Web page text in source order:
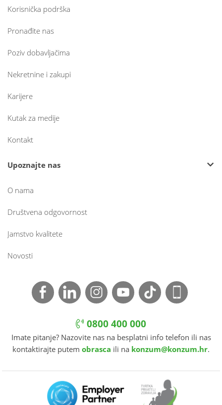
Korisnička podrška
Pronađite nas
Poziv dobavljačima
Nekretnine i zakupi
Karijere
Kutak za medije
Kontakt
Upoznajte nas
O nama
Društvena odgovornost
Jamstvo kvalitete
Novosti
0800 400 000
Imate pitanje? Nazovite nas na besplatni info telefon ili nas
kontaktirajte putem obrasca ili na konzum@konzum.hr.